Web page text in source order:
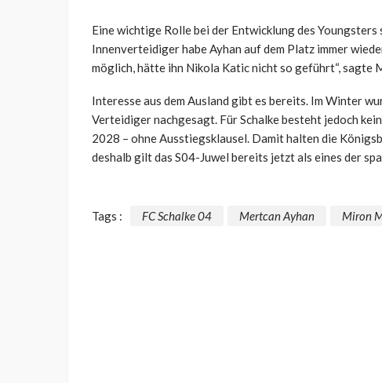
Eine wichtige Rolle bei der Entwicklung des
Innenverteidiger habe Ayhan auf dem Platz immer
möglich, hätte ihn Nikola Katic nicht so geführt“, sagte
Interesse aus dem Ausland gibt es bereits. Im Winter
Verteidiger nachgesagt. Für Schalke besteht jedoch
2028 – ohne Ausstiegsklausel. Damit halten die
deshalb gilt das S04-Juwel bereits jetzt als eines der
Tags : FC Schalke 04 Mertcan Ayhan Miron